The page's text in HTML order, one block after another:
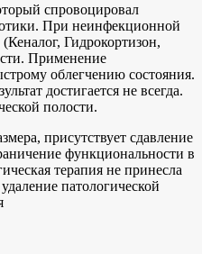
спровоцировал
При неинфекционной
Гидрокортизон,
Применение
облегчению состояния.
достигается не всегда.
полости.
присутствует сдавление
функциональности в
терапия не принесла
патологической